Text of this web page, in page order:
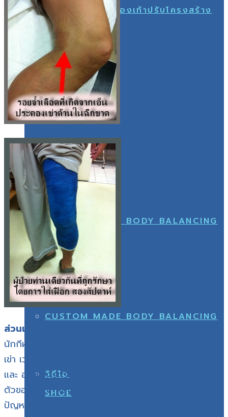
เกี่ยวกับเรา
อัลบั้มรูป
CUSTOM MADE BODY BALANCING
SHOE
วิดีโอ
รองเท้าและแผ่นรองเท้าปรับโครงสร้าง
กีฬา
เกี่ยวกับเรา
อัลบั้มรูป
CUSTOM MADE BODY BALANCING
SHOE
ส่วนเอ็นไขว้หน้าและหลังนั้น
นักกีฬา ถ้ามีการฉีกขาด เราก็จะมีความรู้สึกไม่มั่นคงของ
เข่า เวลาเดินอาจจะมีอาการเหมือนคนที่เข่าจะหลุด เข่าโย้
และ อาจมีการทรุดตัวลงไป คนที่ต้องต้องการความคล่อง
ตัวของหัวเข่า เช่น นักกีฬา หรือคนทำงานในวัยหนุ่มก็จะมี
ปัญหาได้